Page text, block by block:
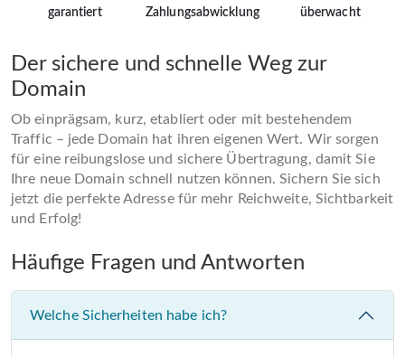
garantiert
Zahlungsabwicklung
überwacht
Der sichere und schnelle Weg zur
Domain
Ob einprägsam, kurz, etabliert oder mit bestehendem
Traffic – jede Domain hat ihren eigenen Wert. Wir sorgen
für eine reibungslose und sichere Übertragung, damit Sie
Ihre neue Domain schnell nutzen können. Sichern Sie sich
jetzt die perfekte Adresse für mehr Reichweite, Sichtbarkeit
und Erfolg!
Häufige Fragen und Antworten
Welche Sicherheiten habe ich?